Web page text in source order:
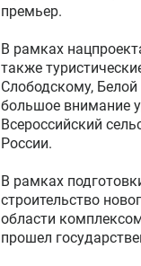
премьер.
В рамках
также
Слободскому,
большое внимание
Всероссийский
России.
В рамках
строительство
области
прошел